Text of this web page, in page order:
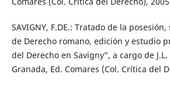
SAVIGNY, F.DE.: Tratado de la
de Derecho romano, edición y estudio
del Derecho en Savigny”, a cargo de
Granada, Ed. Comares (Col. Crítica del